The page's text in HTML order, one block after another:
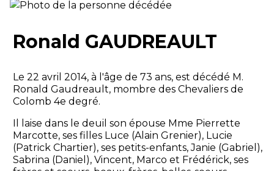
Ronald GAUDREAULT
Le 22 avril 2014, à l'âge de 73 ans, est décédé M.
Ronald Gaudreault, mombre des Chevaliers de
Colomb 4e degré.
Il laise dans le deuil son épouse Mme Pierrette
Marcotte, ses filles Luce (Alain Grenier), Lucie
(Patrick Chartier), ses petits-enfants, Janie (Gabriel),
Sabrina (Daniel), Vincent, Marco et Frédérick, ses